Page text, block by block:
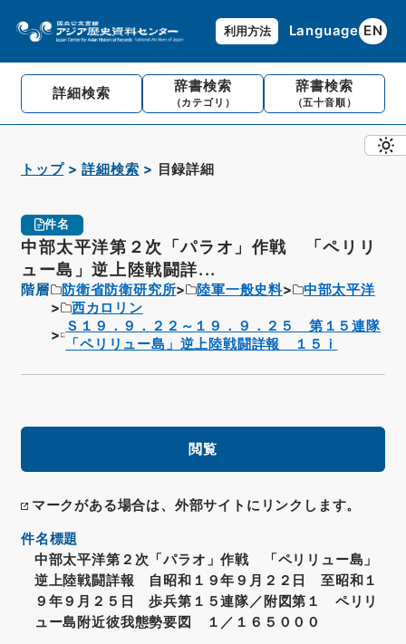
利用方法 Language EN
詳細検索 辞書検索
（カテゴリ）
辞書検索
（五十音順）
トップ 詳細検索 目録詳細
件名
中部太平洋第２次「パラオ」作戦 「ペリリ
ュー島」逆上陸戦闘詳...
階層 防衛省防衛研究所 陸軍一般史料
中部太平洋
西カロリン
Ｓ１９．９．２２～１９．９．２５ 第１５連隊
「ペリリュー島」逆上陸戦闘詳報 １５ｉ
閲覧
マークがある場合は、外部サイトにリンクします。
件名標題
中部太平洋第２次「パラオ」作戦 「ペリリュー島」
逆上陸戦闘詳報 自昭和１９年９月２２日 至昭和１
９年９月２５日 歩兵第１５連隊／附図第１ ペリリ
ュー島附近彼我態勢要図 １／１６５０００